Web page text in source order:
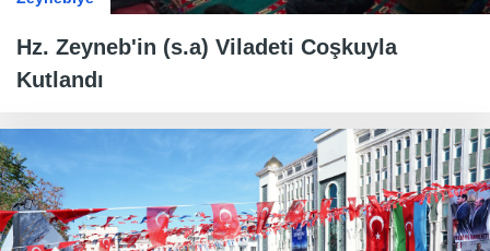
Hz. Zeyneb'in (s.a) Viladeti Coşkuyla
Kutlandı